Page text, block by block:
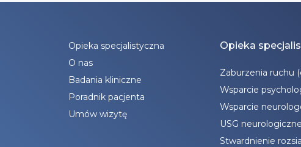
Opieka specjalistyczna
O nas
Badania kliniczne
Poradnik pacjenta
Umów wizytę
Opieka
Zaburzenia ruchu
Wsparcie
Wsparcie
USG neurologiczne
Stwardnienie